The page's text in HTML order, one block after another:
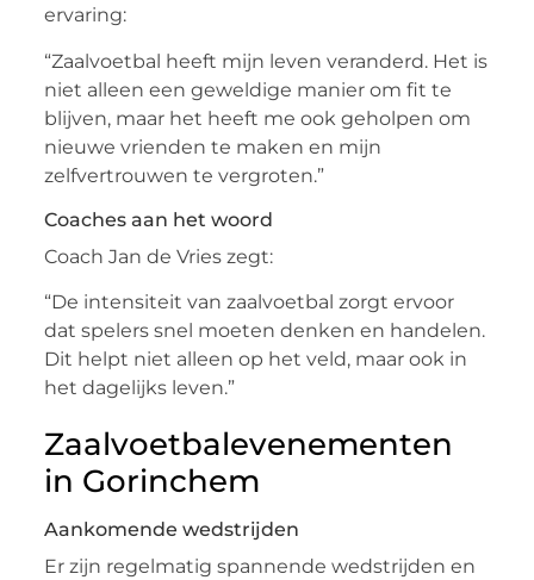
ervaring:
“Zaalvoetbal heeft mijn leven veranderd. Het is
niet alleen een geweldige manier om fit te
blijven, maar het heeft me ook geholpen om
nieuwe vrienden te maken en mijn
zelfvertrouwen te vergroten.”
Coaches aan het woord
Coach Jan de Vries zegt:
“De intensiteit van zaalvoetbal zorgt ervoor
dat spelers snel moeten denken en handelen.
Dit helpt niet alleen op het veld, maar ook in
het dagelijks leven.”
Zaalvoetbalevenementen
in Gorinchem
Aankomende wedstrijden
Er zijn regelmatig spannende wedstrijden en